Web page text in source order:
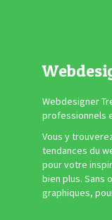
Webdesigner
professionnels
Vous y
tendances du
pour votre
bien plus. Sans
graphiques,